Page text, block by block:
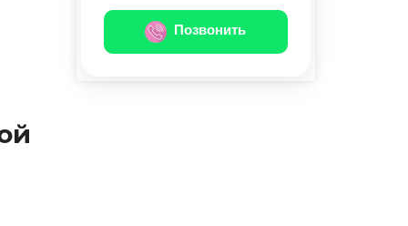
Позвонить